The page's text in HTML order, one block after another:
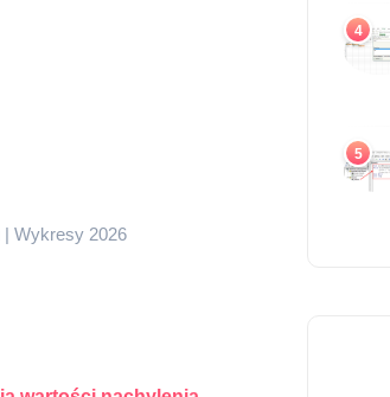
| Wykresy 2026
4
5